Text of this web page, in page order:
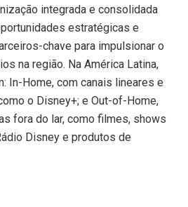
integrada e consolidada
estratégicas e
chave para impulsionar o
na região. Na América Latina,
In-Home, com canais lineares e
o Disney+; e Out-of-Home,
fora do lar, como filmes, shows
Disney e produtos de